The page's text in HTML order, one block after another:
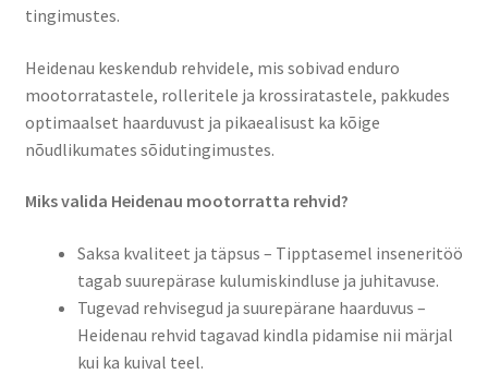
Maxxis
Metzeler
Michelin
Mitas
Pirelli
Shinko
tingimustes.
Heidenau keskendub rehvidele, mis sobivad enduro
mootorratastele, rolleritele ja krossiratastele, pakkudes
optimaalset haarduvust ja pikaealisust ka kõige
nõudlikumates sõidutingimustes.
Miks valida Heidenau mootorratta rehvid?
Saksa kvaliteet ja täpsus – Tipptasemel inseneritöö
tagab suurepärase kulumiskindluse ja juhitavuse.
Tugevad rehvisegud ja suurepärane haarduvus –
Heidenau rehvid tagavad kindla pidamise nii märjal
kui ka kuival teel.